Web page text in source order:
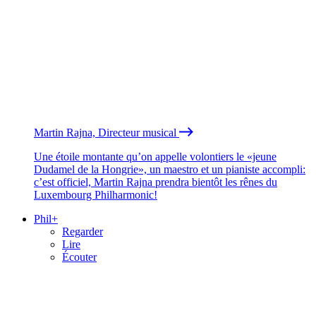
Martin Rajna, Directeur musical
Une étoile montante qu’on appelle volontiers le «jeune
Dudamel de la Hongrie», un maestro et un pianiste accompli:
c’est officiel, Martin Rajna prendra bientôt les rênes du
Luxembourg Philharmonic!
Phil+
Regarder
Lire
Écouter